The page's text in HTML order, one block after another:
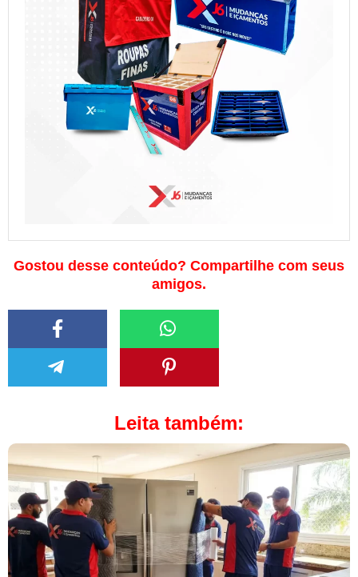
Gostou desse conteúdo? Compartilhe com seus
amigos.
Leita também: